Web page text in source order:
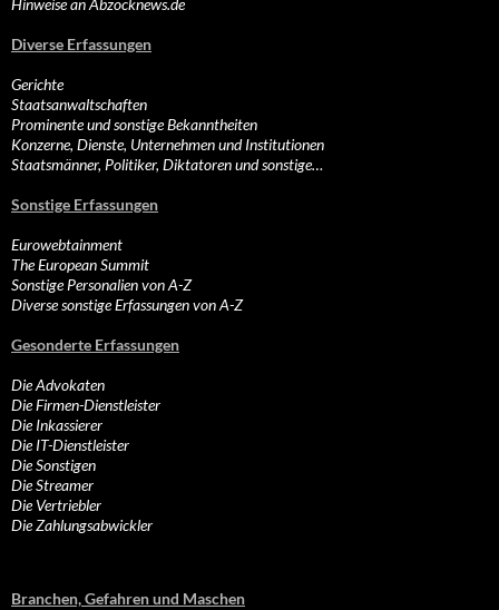
Hinweise an Abzocknews.de
Diverse Erfassungen
Gerichte
Staatsanwaltschaften
Prominente und sonstige Bekanntheiten
Konzerne, Dienste, Unternehmen und Institutionen
Staatsmänner, Politiker, Diktatoren und sonstige…
Sonstige Erfassungen
Eurowebtainment
The European Summit
Sonstige Personalien von A-Z
Diverse sonstige Erfassungen von A-Z
Gesonderte Erfassungen
Die Advokaten
Die Firmen-Dienstleister
Die Inkassierer
Die IT-Dienstleister
Die Sonstigen
Die Streamer
Die Vertriebler
Die Zahlungsabwickler
Branchen, Gefahren und Maschen